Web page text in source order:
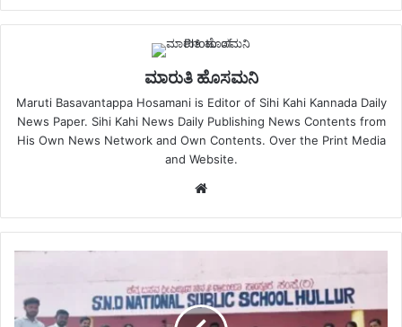
ಮಾರುತಿ ಹೊಸಮನಿ
Maruti Basavantappa Hosamani is Editor of Sihi Kahi Kannada Daily
News Paper. Sihi Kahi News Daily Publishing News Contents from
His Own News Network and Own Contents. Over the Print Media
and Website.
Website